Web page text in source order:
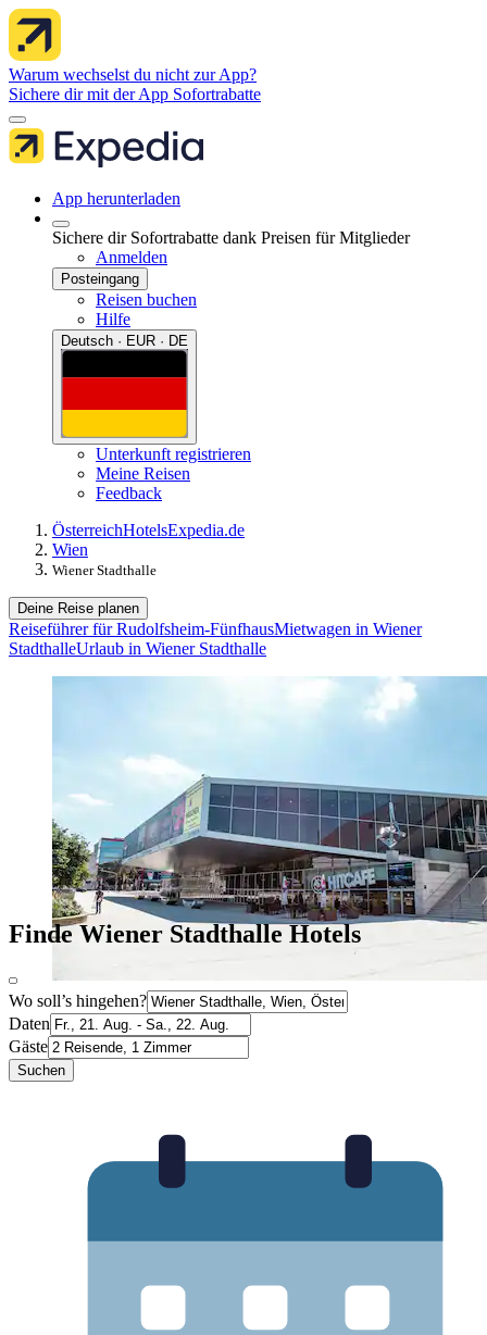
Warum wechselst du nicht zur App?
Sichere dir mit der App Sofortrabatte
App herunterladen
Sichere dir Sofortrabatte dank Preisen für Mitglieder
Anmelden
Posteingang
Reisen buchen
Hilfe
Deutsch · EUR · DE
Unterkunft registrieren
Meine Reisen
Feedback
ÖsterreichHotelsExpedia.de
Wien
Wiener Stadthalle
Deine Reise planen
Reiseführer für Rudolfsheim-FünfhausMietwagen in Wiener
StadthalleUrlaub in Wiener Stadthalle
Finde Wiener Stadthalle Hotels
Wo soll’s hingehen?
Daten
Gäste
Suchen